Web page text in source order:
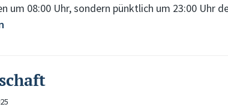
um 08:00 Uhr, sondern pünktlich um 23:00 Uhr